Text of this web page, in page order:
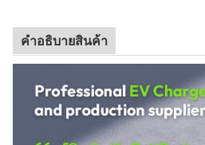
คําอธิบายสินค้า